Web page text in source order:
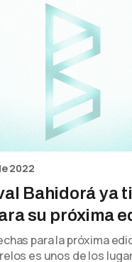
2022
Bahidorá ya
su próxima
para la próxima
es unos de los